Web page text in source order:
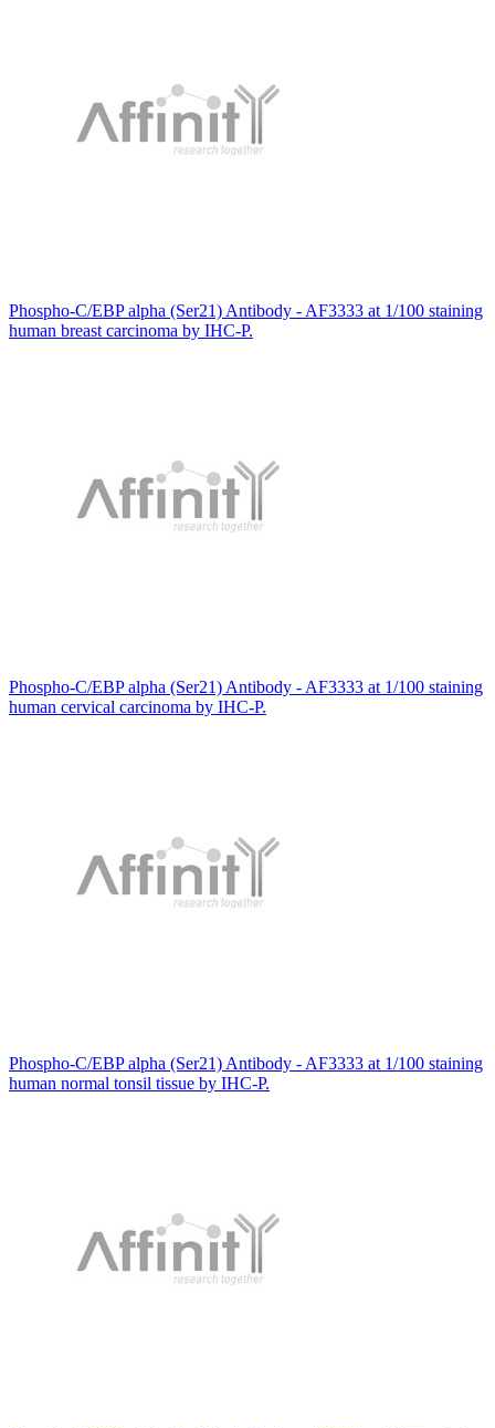
Phospho-C/EBP alpha (Ser21) Antibody - AF3333 at 1/100 staining
human breast carcinoma by IHC-P.
Phospho-C/EBP alpha (Ser21) Antibody - AF3333 at 1/100 staining
human cervical carcinoma by IHC-P.
Phospho-C/EBP alpha (Ser21) Antibody - AF3333 at 1/100 staining
human normal tonsil tissue by IHC-P.